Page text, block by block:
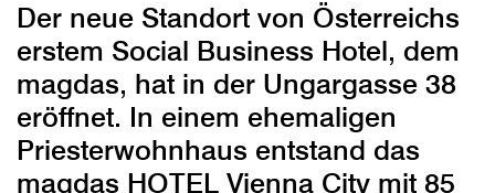
Der neue Standort von Österreichs
erstem Social Business Hotel, dem
magdas, hat in der Ungargasse 38
eröffnet. In einem ehemaligen
Priesterwohnhaus entstand das
magdas HOTEL Vienna City mit 85